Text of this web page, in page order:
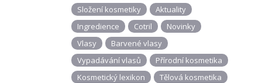
Složení kosmetiky
Aktuality
Ingredience
Cotril
Novinky
Vlasy
Barvené vlasy
Vypadávání vlasů
Přírodní kosmetika
Kosmetický lexikon
Tělová kosmetika